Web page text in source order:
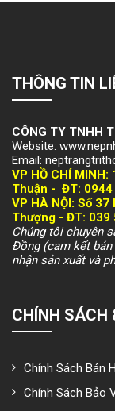
THÔNG TIN
CÔNG TY TNHH
Website:
Email:
VP HỒ CHÍ MINH:
Thuận - ĐT: 0944
VP HÀ NỘI: Số 37
Thượng - ĐT: 039
Chúng tôi chuyên
Đồng (cam kết
nhận sản xuất và
CHÍNH SÁCH
Chính Sách Bán
Chính Sách Bảo